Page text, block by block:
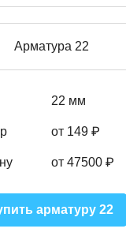
Арматура 22
22 мм
от 149 ₽
от 47500 ₽
арматуру 22